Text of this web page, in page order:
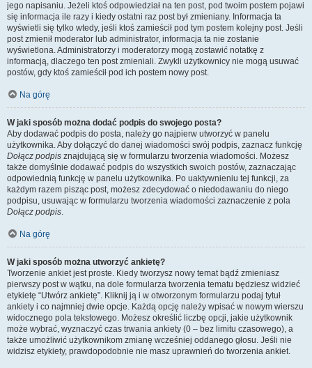
jego napisaniu. Jeżeli ktoś odpowiedział na ten post, pod twoim postem pojawi
się informacja ile razy i kiedy ostatni raz post był zmieniany. Informacja ta
wyświetli się tylko wtedy, jeśli ktoś zamieścił pod tym postem kolejny post. Jeśli
post zmienił moderator lub administrator, informacja ta nie zostanie
wyświetlona. Administratorzy i moderatorzy mogą zostawić notatkę z
informacją, dlaczego ten post zmieniali. Zwykli użytkownicy nie mogą usuwać
postów, gdy ktoś zamieścił pod ich postem nowy post.
Na górę
W jaki sposób można dodać podpis do swojego posta?
Aby dodawać podpis do posta, należy go najpierw utworzyć w panelu
użytkownika. Aby dołączyć do danej wiadomości swój podpis, zaznacz funkcję
Dołącz podpis znajdującą się w formularzu tworzenia wiadomości. Możesz
także domyślnie dodawać podpis do wszystkich swoich postów, zaznaczając
odpowiednią funkcję w panelu użytkownika. Po uaktywnieniu tej funkcji, za
każdym razem pisząc post, możesz zdecydować o niedodawaniu do niego
podpisu, usuwając w formularzu tworzenia wiadomości zaznaczenie z pola
Dołącz podpis.
Na górę
W jaki sposób można utworzyć ankietę?
Tworzenie ankiet jest proste. Kiedy tworzysz nowy temat bądź zmieniasz
pierwszy post w wątku, na dole formularza tworzenia tematu będziesz widzieć
etykietę “Utwórz ankietę”. Kliknij ją i w otworzonym formularzu podaj tytuł
ankiety i co najmniej dwie opcje. Każdą opcję należy wpisać w nowym wierszu
widocznego pola tekstowego. Możesz określić liczbę opcji, jakie użytkownik
może wybrać, wyznaczyć czas trwania ankiety (0 – bez limitu czasowego), a
także umożliwić użytkownikom zmianę wcześniej oddanego głosu. Jeśli nie
widzisz etykiety, prawdopodobnie nie masz uprawnień do tworzenia ankiet.